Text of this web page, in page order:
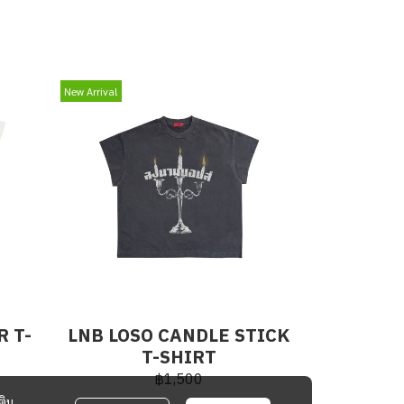
T-
New Arrival
LNB LOSO CANDLE STICK
T-SHIRT
฿1,500